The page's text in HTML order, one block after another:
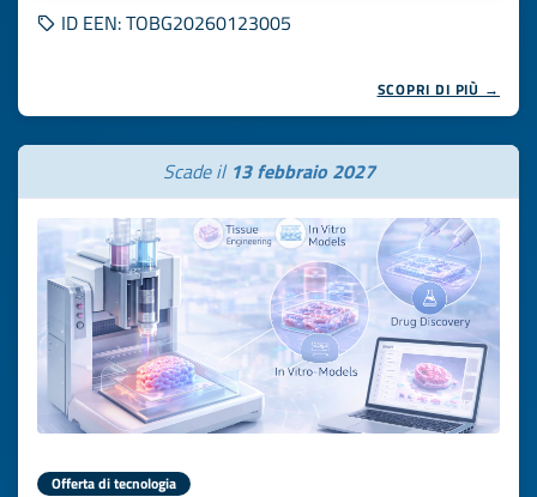
ID EEN: TOBG20260123005
SCOPRI DI PIÙ →
Scade il 13 febbraio 2027
Offerta di tecnologia